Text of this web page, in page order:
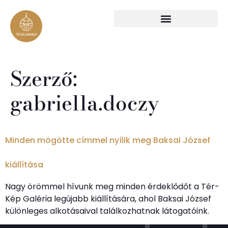
Szerző:
gabriella.doczy
Minden mögötte címmel nyílik meg Baksai József
kiállítása
Nagy örömmel hívunk meg minden érdeklődőt a Tér-
Kép Galéria legújabb kiállítására, ahol Baksai József
különleges alkotásaival találkozhatnak látogatóink.